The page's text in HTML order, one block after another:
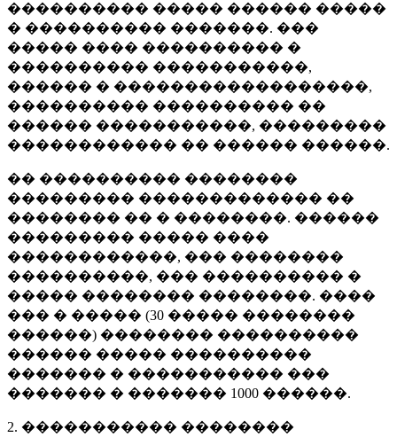
���������� ����� ������ �����
� ���������� �������. ���
����� ���� ���������� �
���������� �����������,
������ � ������������������,
���������� ���������� ��
������ �����������, ���������
������������ �� ������ ������.
�� ���������� ��������
��������� ������������� ��
�������� �� � ��������. ������
��������� ����� ����
������������, ��� ��������
����������, ��� ���������� �
����� �������� ��������. ����
��� � ����� (30 ����� ��������
������) �������� ����������
������ ����� ����������
������� � ����������� ���
������� � ������� 1000 ������.
2. ����������� ��������